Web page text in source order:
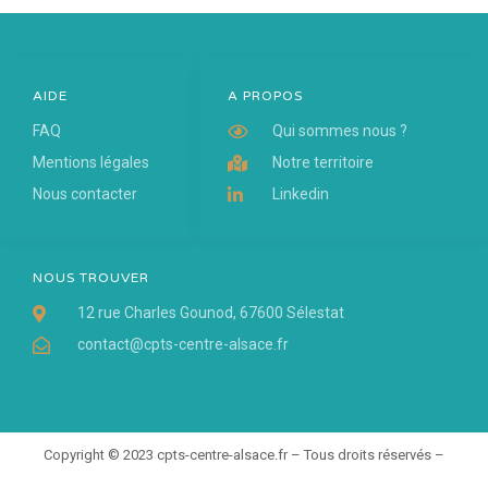
NOUS TROUVER
12 rue Charles Gounod, 67600 Sélestat
contact@cpts-centre-alsace.fr
A PROPOS
Qui sommes nous ?
Notre territoire
Linkedin
AIDE
FAQ
Mentions légales
Nous contacter
Copyright © 2023 cpts-centre-alsace.fr – Tous droits réservés –